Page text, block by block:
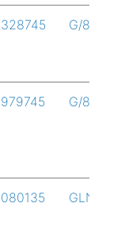
G/8
G/8
GLN